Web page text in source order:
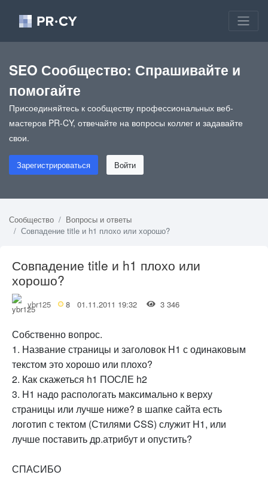
SEO Сообщество: Спрашивайте и
помогайте
Присоединяйтесь к сообществу профессиональных веб-
мастеров PR-CY, отвечайте на вопросы коллег и задавайте
свои.
Зарегистрироваться Войти
Сообщество
Вопросы и ответы
Совпадение title и h1 плохо или хорошо?
Совпадение title и h1 плохо или
хорошо?
ybr125 8 01.11.2011 19:32 3 346
Собственно вопрос.
1. Название страницы и заголовок H1 с одинаковым
текстом это хорошо или плохо?
2. Как скажеться h1 ПОСЛЕ h2
3. H1 надо распологать максимально к верху
страницы или лучше ниже? в шапке сайта есть
логотип с тектом (Стилями CSS) служит H1, или
лучше поставить др.атрибут и опустить?
СПАСИБО